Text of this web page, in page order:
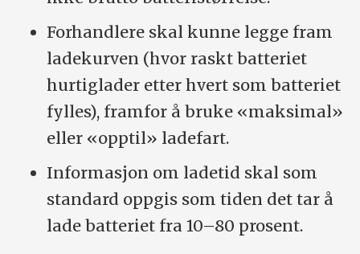
Forhandlere skal kunne legge fram
ladekurven (hvor raskt batteriet
hurtiglader etter hvert som batteriet
fylles), framfor å bruke «maksimal»
eller «opptil» ladefart.
Informasjon om ladetid skal som
standard oppgis som tiden det tar å
lade batteriet fra 10–80 prosent.